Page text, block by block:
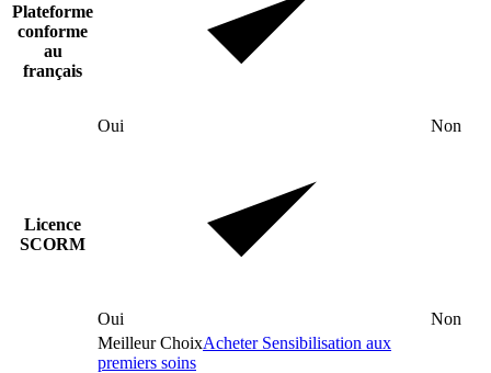
Plateforme
conforme
au
français
Oui Non
Licence
SCORM
Oui
Non
Meilleur ChoixAcheter Sensibilisation aux
premiers soins